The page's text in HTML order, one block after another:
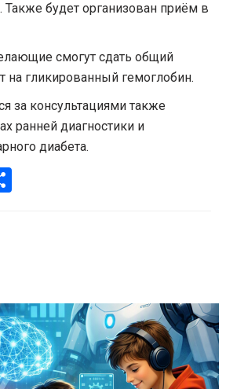
будет организован приём в
смогут сдать общий
на гликированный гемоглобин.
за консультациями также
ранней диагностики и
диабета.